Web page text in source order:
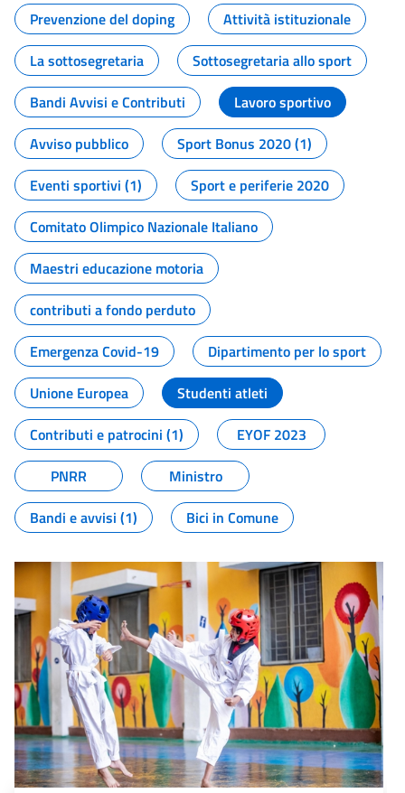
Prevenzione del doping
Attività istituzionale
La sottosegretaria
Sottosegretaria allo sport
Bandi Avvisi e Contributi
Lavoro sportivo
Avviso pubblico
Sport Bonus 2020 (1)
Eventi sportivi (1)
Sport e periferie 2020
Comitato Olimpico Nazionale Italiano
Maestri educazione motoria
contributi a fondo perduto
Emergenza Covid-19
Dipartimento per lo sport
Unione Europea
Studenti atleti
Contributi e patrocini (1)
EYOF 2023
PNRR
Ministro
Bandi e avvisi (1)
Bici in Comune